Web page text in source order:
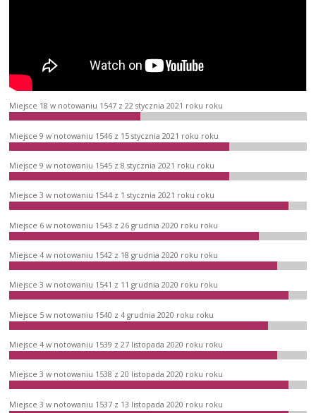
Miejsce 18 w notowaniu 1547 z 22 stycznia 2021 roku roku
Miejsce 9 w notowaniu 1546 z 15 stycznia 2021 roku roku
Miejsce 9 w notowaniu 1545 z 8 stycznia 2021 roku roku
Miejsce 3 w notowaniu 1544 z 1 stycznia 2021 roku roku
Miejsce 6 w notowaniu 1543 z 26 grudnia 2020 roku roku
Miejsce 4 w notowaniu 1542 z 18 grudnia 2020 roku roku
Miejsce 3 w notowaniu 1541 z 11 grudnia 2020 roku roku
Miejsce 5 w notowaniu 1540 z 4 grudnia 2020 roku roku
Miejsce 4 w notowaniu 1539 z 27 listopada 2020 roku roku
Miejsce 3 w notowaniu 1538 z 20 listopada 2020 roku roku
Miejsce 3 w notowaniu 1537 z 13 listopada 2020 roku roku